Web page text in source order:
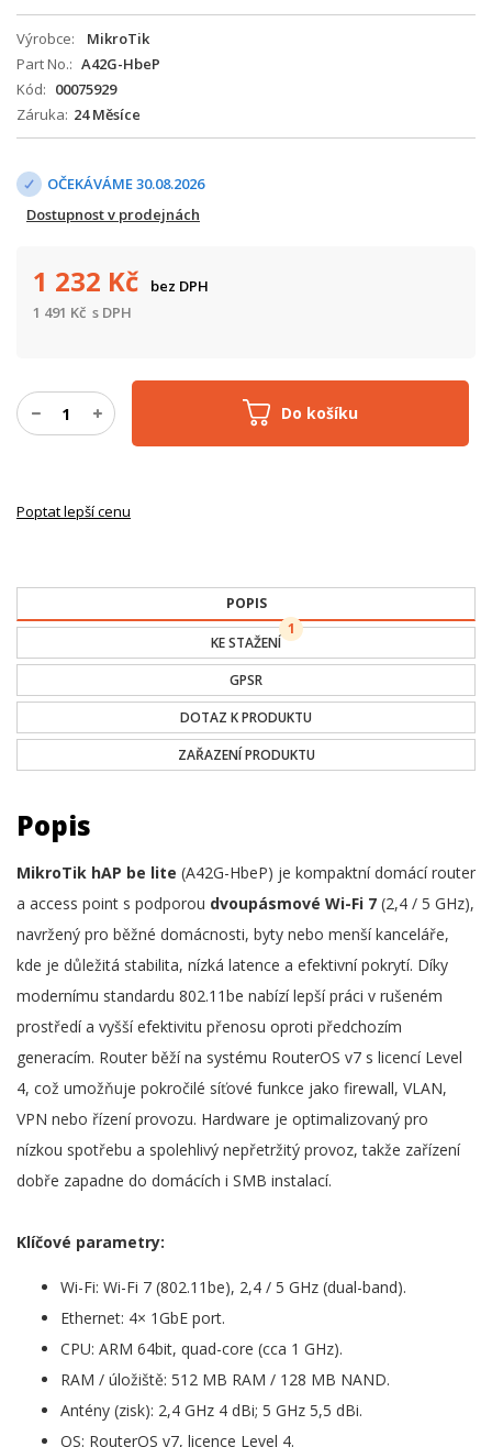
Výrobce
MikroTik
Part No.
A42G-HbeP
Kód
00075929
Záruka 24 Měsíce
OČEKÁVÁME 30.08.2026
Dostupnost v prodejnách
Do košíku
1 232 Kč
bez DPH
1 491 Kč s DPH
Poptat lepší cenu
POPIS
KE STAŽENÍ
1
GPSR
DOTAZ K PRODUKTU
ZAŘAZENÍ PRODUKTU
Popis
MikroTik hAP be lite (A42G-HbeP) je kompaktní domácí router
a access point s podporou dvoupásmové Wi-Fi 7 (2,4 / 5 GHz),
navržený pro běžné domácnosti, byty nebo menší kanceláře,
kde je důležitá stabilita, nízká latence a efektivní pokrytí. Díky
modernímu standardu 802.11be nabízí lepší práci v rušeném
prostředí a vyšší efektivitu přenosu oproti předchozím
generacím. Router běží na systému RouterOS v7 s licencí Level
4, což umožňuje pokročilé síťové funkce jako firewall, VLAN,
VPN nebo řízení provozu. Hardware je optimalizovaný pro
nízkou spotřebu a spolehlivý nepřetržitý provoz, takže zařízení
dobře zapadne do domácích i SMB instalací.
Klíčové parametry:
Wi-Fi: Wi-Fi 7 (802.11be), 2,4 / 5 GHz (dual-band).
Ethernet: 4× 1GbE port.
CPU: ARM 64bit, quad-core (cca 1 GHz).
RAM / úložiště: 512 MB RAM / 128 MB NAND.
Antény (zisk): 2,4 GHz 4 dBi; 5 GHz 5,5 dBi.
OS: RouterOS v7, licence Level 4.